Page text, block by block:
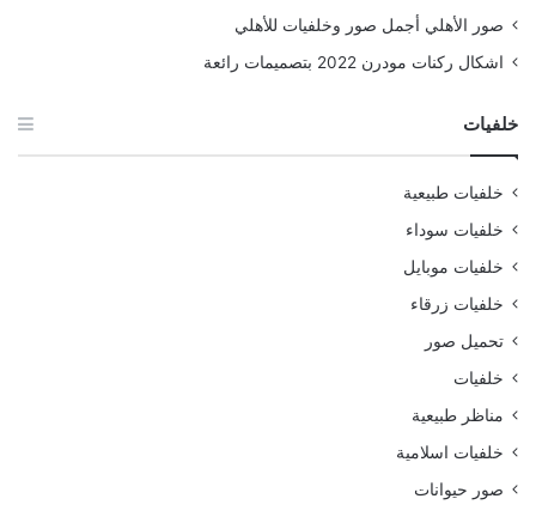
صور الأهلي أجمل صور وخلفيات للأهلي
اشكال ركنات مودرن 2022 بتصميمات رائعة
خلفيات
خلفيات طبيعية
خلفيات سوداء
خلفيات موبايل
خلفيات زرقاء
تحميل صور
خلفيات
مناظر طبيعية
خلفيات اسلامية
صور حيوانات